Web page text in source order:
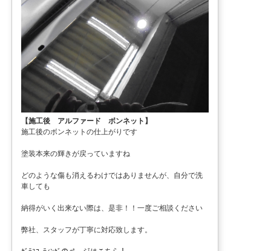
【施工後 アルファード ボンネット】
施工後のボンネットの仕上がりです
塗装本来の輝きが戻っていますね
どのような傷も消えるわけではありませんが、自分で洗
車しても
納得がいく出来ない際は、是非！！一度ご相談ください
弊社、スタッフが丁寧に対応致します。